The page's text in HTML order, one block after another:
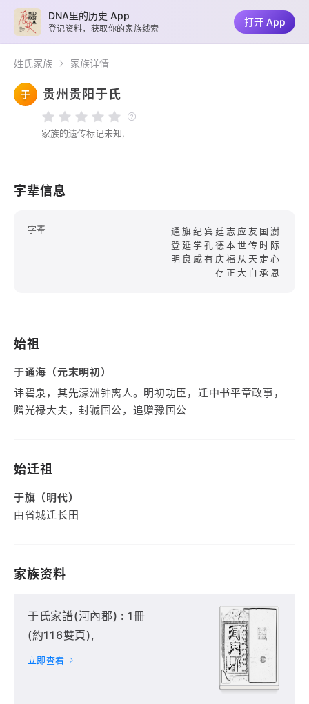
姓氏家族 家族详情
于 贵州贵阳于氏
家族的遗传标记未知,
字辈信息
字辈
通旗纪宾廷志应友国澍
登延学孔德本世传时际
明良咸有庆福从天定心
存正大自承恩
始祖
于通海（元末明初）
讳碧泉，其先濠洲钟离人。明初功臣，迁中书平章政事，
赠光禄大夫，封虢国公，追赠豫国公
始迁祖
于旗（明代）
由省城迁长田
家族资料
于氏家譜(河內郡) : 1冊
(約116雙頁),
立即查看
DNA里的历史 App
登记资料，获取你的家族线索
打开 App